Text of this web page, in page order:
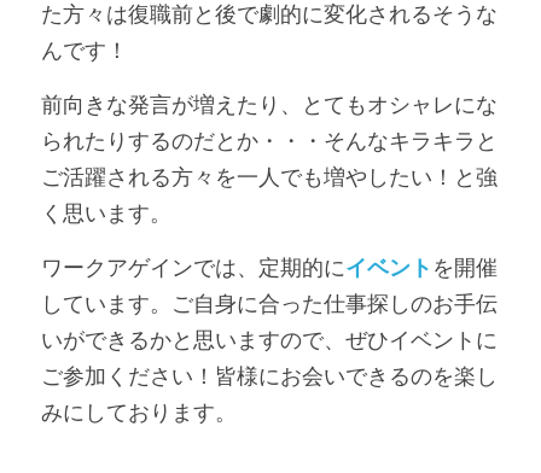
た方々は復職前と後で劇的に変化されるそうな
んです！
前向きな発言が増えたり、とてもオシャレにな
られたりするのだとか・・・そんなキラキラと
ご活躍される方々を一人でも増やしたい！と強
く思います。
ワークアゲインでは、定期的にイベント を開催
しています。ご自身に合った仕事探しのお手伝
いができるかと思いますので、ぜひイベントに
ご参加ください！皆様にお会いできるのを楽し
みにしております。